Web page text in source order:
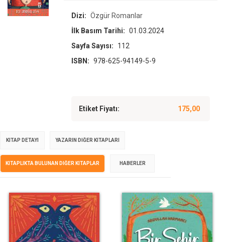
Dizi: Özgür Romanlar
İlk Basım Tarihi: 01.03.2024
Sayfa Sayısı:
112
ISBN: 978-625-94149-5-9
Etiket Fiyatı: 175,00
KITAP DETAYI YAZARIN DIĞER KITAPLARI
KITAPLIKTA BULUNAN DIĞER KITAPLAR HABERLER